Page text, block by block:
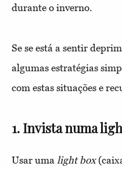
durante o inverno.
Se se está a sentir
algumas estratégias
com estas situações e
1. Invista numa
Usar uma light box